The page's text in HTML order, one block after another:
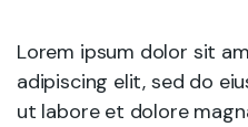
Lorem ipsum dolor sit
adipiscing elit, sed do
ut labore et dolore